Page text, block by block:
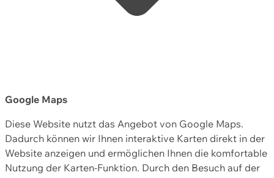
Google Maps
Diese Website nutzt das Angebot von Google Maps.
Dadurch können wir Ihnen interaktive Karten direkt in der
Website anzeigen und ermöglichen Ihnen die komfortable
Nutzung der Karten-Funktion. Durch den Besuch auf der